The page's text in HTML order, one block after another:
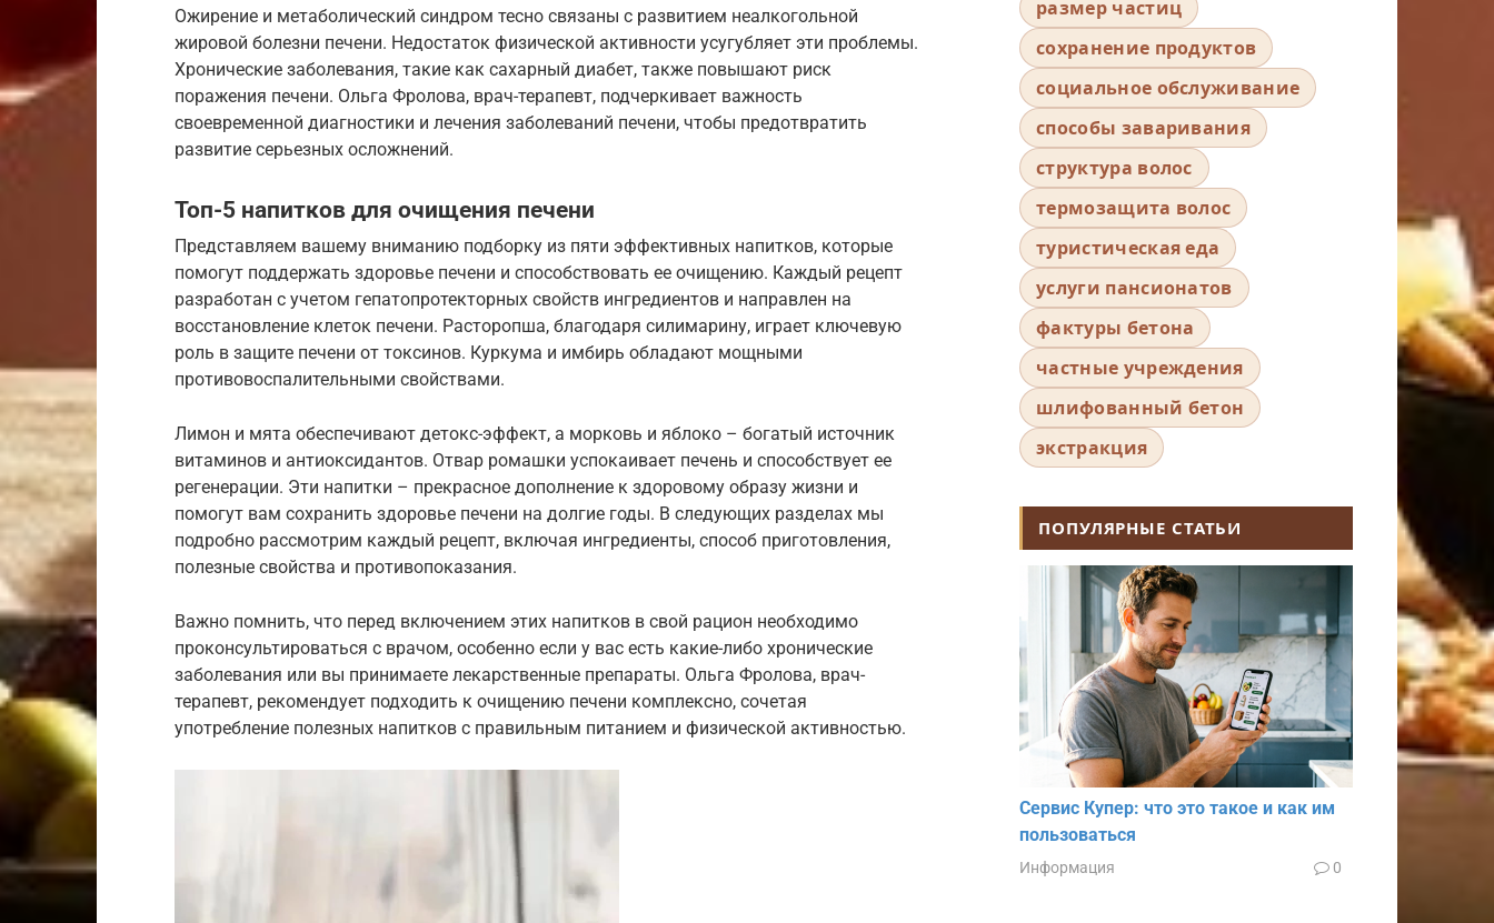
Ожирение и метаболический синдром тесно связаны с развитием неалкогольной
жировой болезни печени. Недостаток физической активности усугубляет эти проблемы.
Хронические заболевания, такие как сахарный диабет, также повышают риск
поражения печени. Ольга Фролова, врач-терапевт, подчеркивает важность
своевременной диагностики и лечения заболеваний печени, чтобы предотвратить
развитие серьезных осложнений.
Топ-5 напитков для очищения печени
Представляем вашему вниманию подборку из пяти эффективных напитков, которые
помогут поддержать здоровье печени и способствовать ее очищению. Каждый рецепт
разработан с учетом гепатопротекторных свойств ингредиентов и направлен на
восстановление клеток печени. Расторопша, благодаря силимарину, играет ключевую
роль в защите печени от токсинов. Куркума и имбирь обладают мощными
противовоспалительными свойствами.
Лимон и мята обеспечивают детокс-эффект, а морковь и яблоко – богатый источник
витаминов и антиоксидантов. Отвар ромашки успокаивает печень и способствует ее
регенерации. Эти напитки – прекрасное дополнение к здоровому образу жизни и
помогут вам сохранить здоровье печени на долгие годы. В следующих разделах мы
подробно рассмотрим каждый рецепт, включая ингредиенты, способ приготовления,
полезные свойства и противопоказания.
Важно помнить, что перед включением этих напитков в свой рацион необходимо
проконсультироваться с врачом, особенно если у вас есть какие-либо хронические
заболевания или вы принимаете лекарственные препараты. Ольга Фролова, врач-
терапевт, рекомендует подходить к очищению печени комплексно, сочетая
употребление полезных напитков с правильным питанием и физической активностью.
размер частиц
сохранение продуктов
социальное обслуживание
способы заваривания
структура волос
термозащита волос
туристическая еда
услуги пансионатов
фактуры бетона
частные учреждения
шлифованный бетон
экстракция
ПОПУЛЯРНЫЕ СТАТЬИ
Сервис Купер: что это такое и как им
пользоваться
Информация 0